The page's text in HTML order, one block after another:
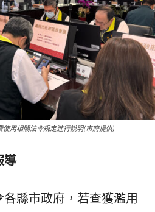
用相關法令規定進行說明(市府提供)
導
縣市政府，若查獲濫用